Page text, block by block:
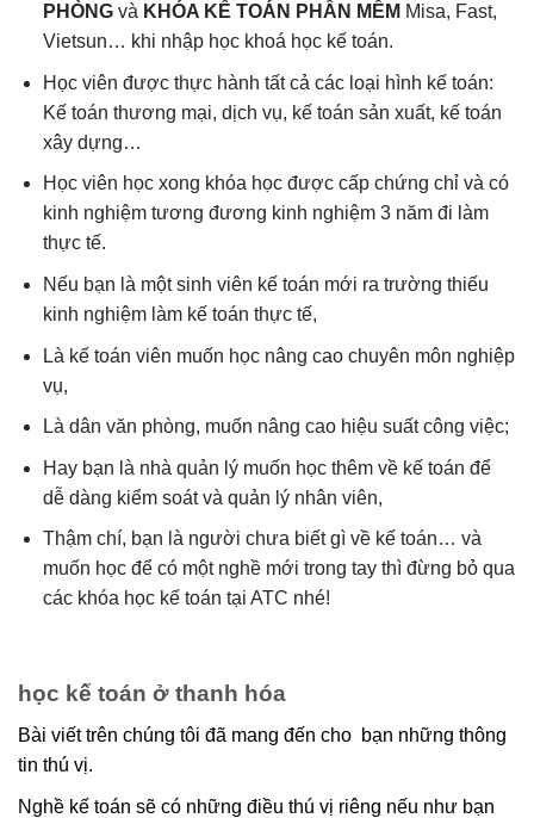
PHÒNGvà KHÓA KẾ TOÁN PHẦN MỀM Misa, Fast,
Vietsun… khi nhập học khoá học kế toán.
Học viên được thực hành tất cả các loại hình kế toán:
Kế toán thương mại, dịch vụ, kế toán sản xuất, kế toán
xây dựng…
Học viên học xong khóa học được cấp chứng chỉ và có
kinh nghiệm tương đương kinh nghiệm 3 năm đi làm
thực tế.
Nếu bạn là một sinh viên kế toán mới ra trường thiếu
kinh nghiệm làm kế toán thực tế,
Là kế toán viên muốn học nâng cao chuyên môn nghiệp
vụ,
Là dân văn phòng, muốn nâng cao hiệu suất công việc;
Hay bạn là nhà quản lý muốn học thêm về kế toán để
dễ dàng kiểm soát và quản lý nhân viên,
Thậm chí, bạn là người chưa biết gì về kế toán… và
muốn học để có một nghề mới trong tay thì đừng bỏ qua
các khóa học kế toán tại ATC nhé!
học kế toán ở thanh hóa
Bài viết trên chúng tôi đã mang đến cho bạn những thông
tin thú vị.
Nghề kế toán sẽ có những điều thú vị riêng nếu như bạn